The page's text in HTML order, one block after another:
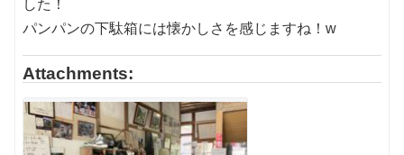
した！
パンパンの下駄箱には懐かしさを感じますね！w
Attachments: